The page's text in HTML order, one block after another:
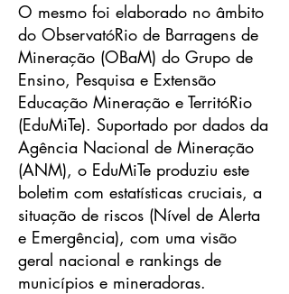
O mesmo foi elaborado no âmbito
do ObservatóRio de Barragens de
Mineração (OBaM) do Grupo de
Ensino, Pesquisa e Extensão
Educação Mineração e TerritóRio
(EduMiTe). Suportado por dados da
Agência Nacional de Mineração
(ANM), o EduMiTe produziu este
boletim com estatísticas cruciais, a
situação de riscos (Nível de Alerta
e Emergência), com uma visão
geral nacional e rankings de
municípios e mineradoras.